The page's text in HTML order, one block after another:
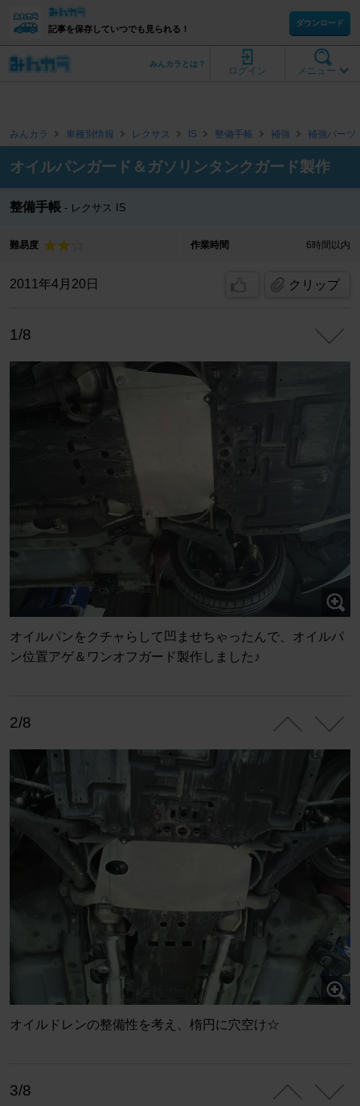
記事を保存していつでも見られる！
ダウンロード
メニュー
ログイン
みんカラとは？
みんカラ 車種別情報 レクサス IS 整備手帳 補強 補強パーツ
オイルパンガード＆ガソリンタンクガード製作
整備手帳 レクサス IS
難易度 作業時間 6時間以内
2011年4月20日 クリップ
1/8
オイルパンをクチャらして凹ませちゃったんで、オイルパ
ン位置アゲ＆ワンオフガード製作しました♪
2/8
オイルドレンの整備性を考え、楕円に穴空け☆
3/8